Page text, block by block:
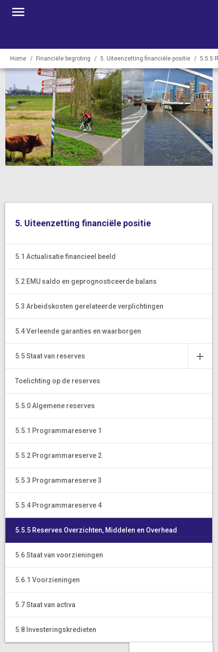
Home Financiële begroting 5. Uiteenzetting financiële positie 5.5.5
5. Uiteenzetting financiële positie
5.1 Actualisatie financieel beeld
5.2 EMU saldo en geprognosticeerde balans
5.3 Arbeidskosten gerelateerde verplichtingen
5.4 Verleende garanties en waarborgen
5.5 Staat van reserves
Toelichting op de reserves
5.5.0 Algemene reserves
5.5.1 Programmareserve 1
5.5.2 Programmareserve 2
5.5.3 Programmareserve 3
5.5.4 Programmareserve 4
5.5.5 Reserves Overzichten, Middelen en Overhead
5.6 Staat van voorzieningen
5.6.1 Voorzieningen
5.7 Staat van activa
5.8 Investeringskredieten